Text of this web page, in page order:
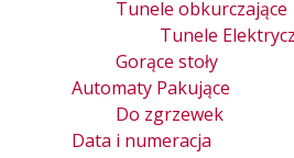
Tunele obkurczające
Tunele
Gorące stoły
Automaty Pakujące
Do zgrzewek
Data i numeracja